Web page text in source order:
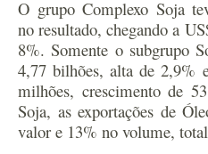
O grupo Complexo Soja
no resultado, chegando a
8%. Somente o subgrupo
4,77 bilhões, alta de 2,9%
milhões, crescimento de
Soja, as exportações de
valor e 13% no volume,